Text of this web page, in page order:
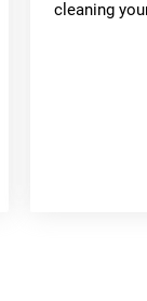
cleaning